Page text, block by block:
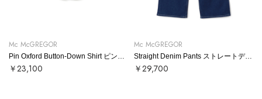
Mc McGREGOR
￥23,100
Mc McGREGOR
Straight Denim Pants ストレートデニムパンツ
￥29,700